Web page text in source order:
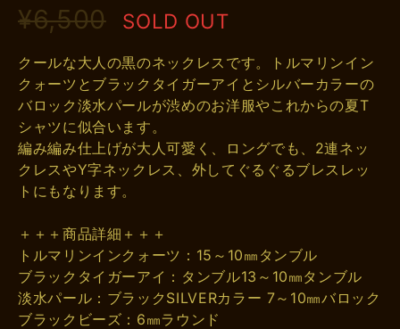
¥6,500 SOLD OUT
クールな大人の黒のネックレスです。トルマリンイン
クォーツとブラックタイガーアイとシルバーカラーの
バロック淡水パールが渋めのお洋服やこれからの夏T
シャツに似合います。
編み編み仕上げが大人可愛く、ロングでも、2連ネッ
クレスやY字ネックレス、外してぐるぐるブレスレッ
トにもなります。
＋＋＋商品詳細＋＋＋
トルマリンインクォーツ：15～10㎜タンブル
ブラックタイガーアイ：タンブル13～10㎜タンブル
淡水パール：ブラックSILVERカラー 7～10㎜バロック
ブラックビーズ：6㎜ラウンド